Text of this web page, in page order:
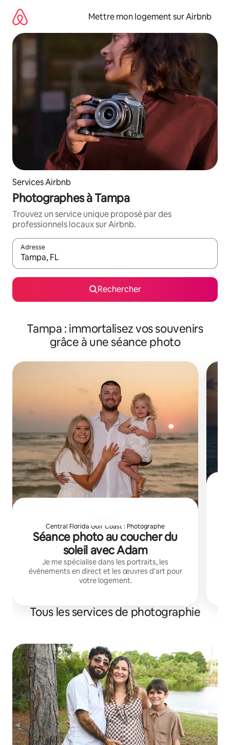
directement
contenu
Mettre mon logement sur Airbnb
Services Airbnb
Photographes à Tampa
Trouvez un service unique proposé par des
professionnels locaux sur Airbnb.
Adresse
Lorsque les résultats s'affichent, utilisez les flèches vers le
Rechercher
Tampa : immortalisez vos souvenirs
grâce à une séance photo
Central Florida Gulf Coast : Photographe
Séance photo au coucher du
soleil avec Adam
Je me spécialise dans les portraits, les
événements en direct et les œuvres d'art pour
votre logement.
Tous les services de photographie